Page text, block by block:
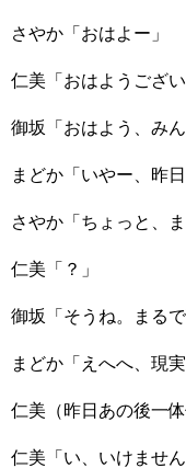
さやか「おはよー」
仁美「おはようござい
御坂「おはよう、みん
まどか「いやー、昨
さやか「ちょっと、
仁美「？」
御坂「そうね。まる
まどか「えへへ、現
仁美（昨日あの後一
仁美「い、いけま